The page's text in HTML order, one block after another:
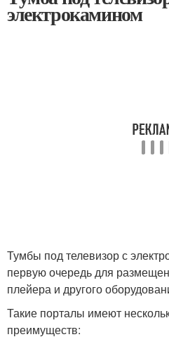
электрокамином
Тумбы под телевизор с
первую очередь для
плейера и другого
Такие порталы имеют
преимуществ: